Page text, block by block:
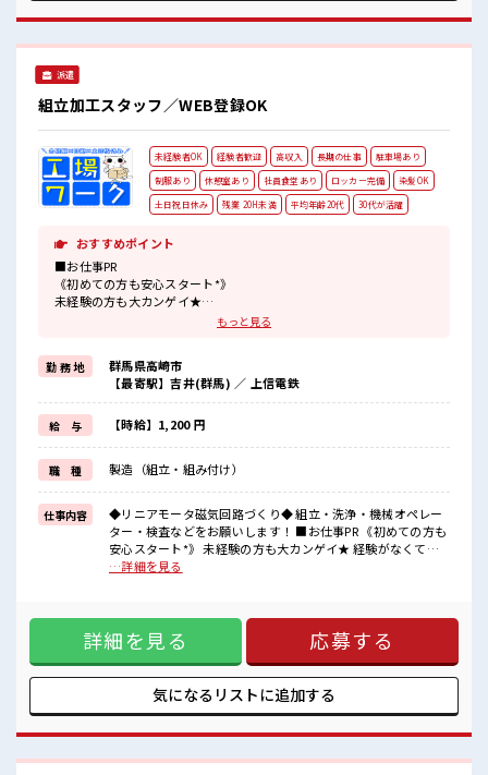
派遣
組立加工スタッフ／WEB登録OK
未経験者OK 経験者歓迎 高収入 長期の仕事
駐車場あり
制服あり
休憩室あり 社員食堂あり ロッカー完備
染髪OK
土日祝日休み
残業 20H未満 平均年齢20代 30代が活躍
おすすめポイント
■お仕事PR
《初めての方も安心スタート*》
未経験の方も大カンゲイ★
経験がなくて不安な方もご安心ください♪
りとサポートします！
《人気の日勤×土日祝やすみ*》
生活リズムがととのいやすい日勤のみのオシゴト！
さらに前もって予定がたてやすい土日祝休み♪
休日は家族や友人と過ごしたり、
好きなことをしてリフレッシュ★
プライベートも充実しそうですね！
《くるま通勤OK*》
マイカーでらくらく通勤♪
無料の駐車場もあります！
■職場の雰囲気
20代・30代の方カツヤク中★
食堂があるのでお昼ご飯に困りません♪
ヘアカラーOK！
自分の好きな髪色・髪型にできます！
もっと見る
勤 務 地
群馬県高崎市
【最寄駅】吉井(群馬) ／ 上信電鉄
給 与 【時給】1,200 円
職 種 製造（組立・組み付け）
仕事内容
◆リニアモータ磁気回路づくり◆ 組立・洗浄・機械オペレー
ター・検査などをお願いします！ ■お仕事PR 《初めての方も
安心スタート*》 未経験の方も大カンゲイ★ 経験がなくて不
安な方もご安心ください♪ ここからスキル・ステップUPして
のみのオシゴト！ さらに前もって予定がたてやすい土日祝休
み♪ 休日は家族や友人と過ごしたり、 好きなことをしてリフ
レッシュ★ プライベートも充実しそうですね！ 《くるま通勤
OK*》 マイカーでらくらく通勤♪ 無料の駐車場もあります！
■職場の雰囲気 20代・30代の方カツヤク中★ 休憩室・ロッカ
ー完備！ 荷物が多い方も安心ですね◎ 食堂があるのでお昼ご
にできます！
…詳細を見る
詳細を見る 応募する
気になるリストに追加する